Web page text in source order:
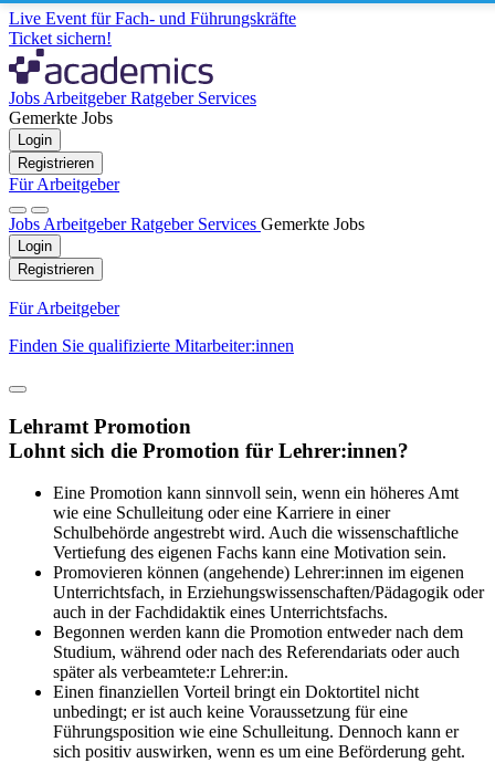
Live Event für Fach- und Führungskräfte
Ticket sichern!
Jobs ArbeitgeberRatgeber Services
Gemerkte Jobs
Login
Registrieren
Für Arbeitgeber
Jobs ArbeitgeberRatgeber Services Gemerkte Jobs
Login
Registrieren
Für Arbeitgeber
Finden Sie qualifizierte Mitarbeiter:innen
Lehramt Promotion
Lohnt sich die Promotion für Lehrer:innen?
Eine Promotion kann sinnvoll sein, wenn ein höheres Amt
wie eine Schulleitung oder eine Karriere in einer
Schulbehörde angestrebt wird. Auch die wissenschaftliche
Vertiefung des eigenen Fachs kann eine Motivation sein.
Promovieren können (angehende) Lehrer:innen im eigenen
Unterrichtsfach, in Erziehungswissenschaften/Pädagogik oder
auch in der Fachdidaktik eines Unterrichtsfachs.
Begonnen werden kann die Promotion entweder nach dem
Studium, während oder nach des Referendariats oder auch
später als verbeamtete:r Lehrer:in.
Einen finanziellen Vorteil bringt ein Doktortitel nicht
unbedingt; er ist auch keine Voraussetzung für eine
Führungsposition wie eine Schulleitung. Dennoch kann er
sich positiv auswirken, wenn es um eine Beförderung geht.